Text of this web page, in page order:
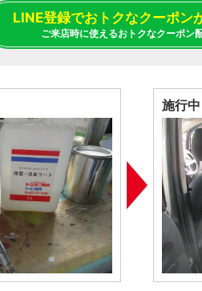
LINE登録でおトクなクーポン
ご来店時に使えるおトクなクーポン
施行中